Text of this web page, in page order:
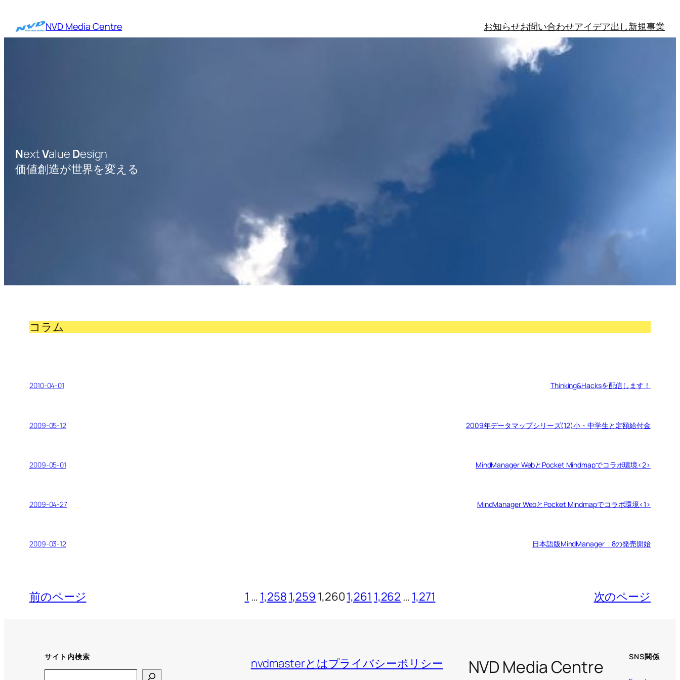
を
NVD Media Centre お知らせお問い合わせアイデア出し新規事業
NextValue Design
価値創造が世界を変える
コラム
2010-04-01 Thinking&Hacksを配信します！
2009-05-12 2009年データマップシリーズ(12)小・中学生と定額給付金
2009-05-01 MindManager WebとPocket Mindmapでコラボ環境<2>
2009-04-27 MindManager WebとPocket Mindmapでコラボ環境<1>
2009-03-12 日本語版MindManager 8の発売開始
前のページ 1 … 1,258 1,259 1,2601,261 1,262 … 1,271 次のページ
サイト内検索 nvdmasterとはプライバシーポリシー NVD Media Centre SNS関係